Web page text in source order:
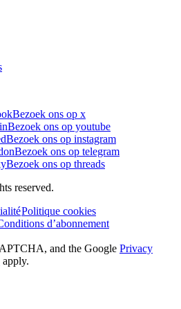
Bezoek ons op x
Bezoek ons op youtube
Bezoek ons op instagram
Bezoek ons op telegram
Bezoek ons op threads
reserved.
Politique cookies
d’abonnement
and the Google Privacy
apply.